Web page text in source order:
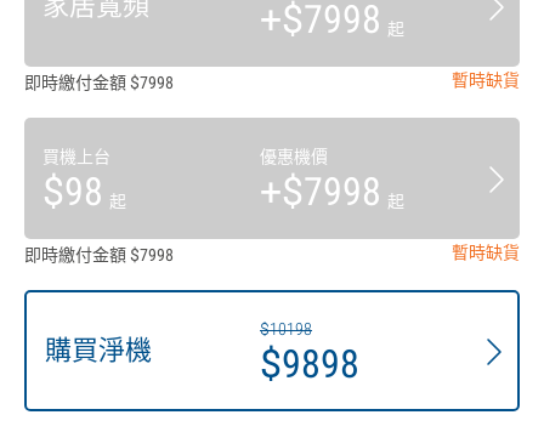
+$7998 起
即時繳付金額 $7998 暫時缺貨
買機上台
$98 起
優惠機價
+$7998 起
即時繳付金額 $7998 暫時缺貨
購買淨機
$10198
$9898